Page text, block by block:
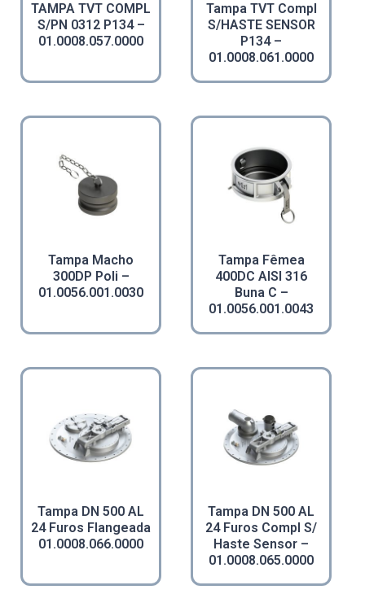
TAMPA TVT COMPL
S/PN 0312 P134 –
01.0008.057.0000
Tampa TVT Compl
S/HASTE SENSOR
P134 –
01.0008.061.0000
Tampa Macho
300DP Poli –
01.0056.001.0030
Tampa Fêmea
400DC AISI 316
Buna C –
01.0056.001.0043
Tampa DN 500 AL
24 Furos Flangeada
01.0008.066.0000
Tampa DN 500 AL
24 Furos Compl S/
Haste Sensor –
01.0008.065.0000